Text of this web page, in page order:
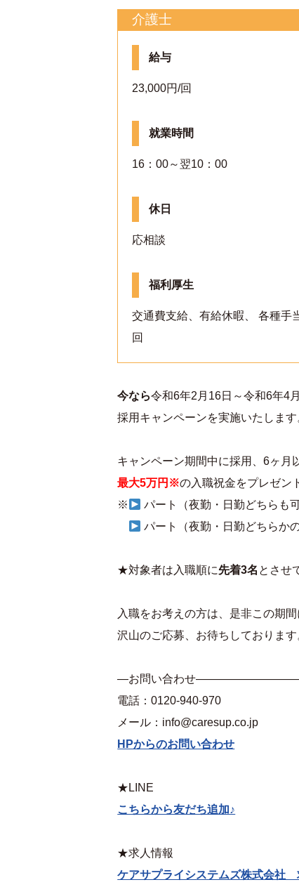
介護士
給与
23,000円/回
就業時間
16：00～翌10：00
休日
応相談
福利厚生
交通費支給、有給休暇、 各種手
回
今なら令和6年2月16日～令和6年4
採用キャンペーンを実施いたします
キャンペーン期間中に採用、6ヶ月
最大5万円※の入職祝金をプレゼン
※
パート（夜勤・日勤どちらも
パート（夜勤・日勤どちらか
★対象者は入職順に先着3名 とさせ
入職をお考えの方は、是非この期間
沢山のご応募、お待ちしております
—お問い合わせ
電話：0120-940-970
メール：info@caresup.co.jp
HPからのお問い合わせ
★LINE
こちらから友だち追加♪
★求人情報
ケアサプライシステムズ株式会社